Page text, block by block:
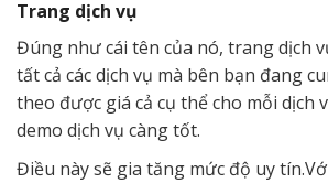
Trang dịch vụ
Đúng như cái tên của nó, trang dịch
tất cả các dịch vụ mà bên bạn đang
theo được giá cả cụ thể cho mỗi dịch
demo dịch vụ càng tốt.
Điều này sẽ gia tăng mức độ uy